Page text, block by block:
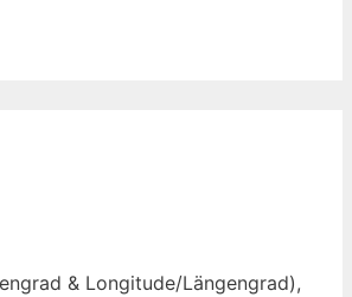
& Longitude/Längengrad),